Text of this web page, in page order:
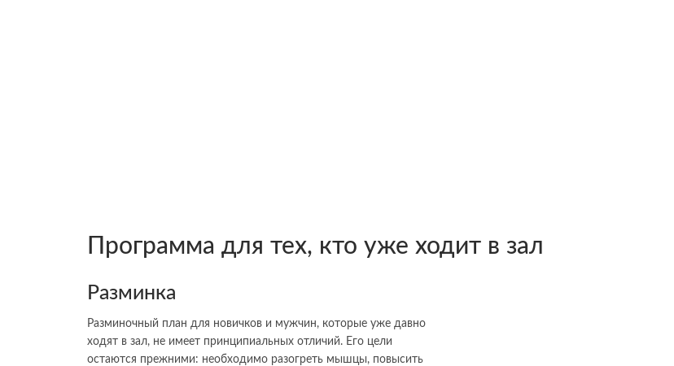
Программа для тех, кто уже ходит в зал
Разминка
Разминочный план для новичков и мужчин, которые уже давно
ходят в зал, не имеет принципиальных отличий. Его цели
остаются прежними: необходимо разогреть мышцы, повысить